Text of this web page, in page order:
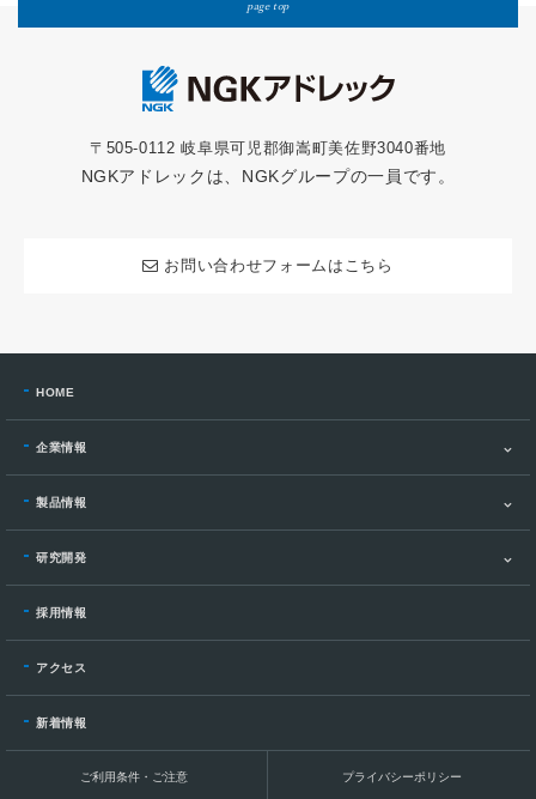
page top
〒505-0112 岐阜県可児郡御嵩町美佐野3040番地
NGKアドレックは、NGKグループの一員です。
お問い合わせフォームはこちら
HOME
企業情報
製品情報
研究開発
採用情報
アクセス
新着情報
ご利用条件・ご注意 プライバシーポリシー